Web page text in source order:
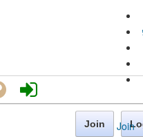
Join ·
Join